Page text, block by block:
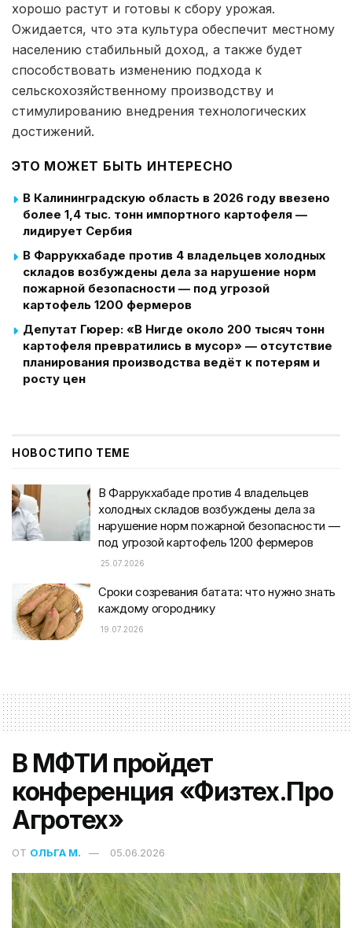
хорошо растут и готовы к сбору урожая.
Ожидается, что эта культура обеспечит местному
населению стабильный доход, а также будет
способствовать изменению подхода к
сельскохозяйственному производству и
стимулированию внедрения технологических
достижений.
ЭТО МОЖЕТ БЫТЬ ИНТЕРЕСНО
В Калининградскую область в 2026 году ввезено
более 1,4 тыс. тонн импортного картофеля —
лидирует Сербия
В Фаррукхабаде против 4 владельцев холодных
складов возбуждены дела за нарушение норм
пожарной безопасности — под угрозой
картофель 1200 фермеров
Депутат Гюрер: «В Нигде около 200 тысяч тонн
картофеля превратились в мусор» — отсутствие
планирования производства ведёт к потерям и
росту цен
НОВОСТИПО ТЕМЕ
В Фаррукхабаде против 4 владельцев
холодных складов возбуждены дела за
нарушение норм пожарной безопасности —
под угрозой картофель 1200 фермеров
25.07.2026
Сроки созревания батата: что нужно знать
каждому огороднику
19.07.2026
В МФТИ пройдет
конференция «Физтех.Про
Агротех»
ОТ ОЛЬГА М. 05.06.2026